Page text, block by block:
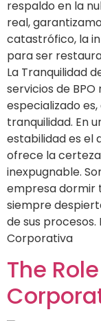
respaldo en la
real,
catastrófico, la
para ser
La Tranquilidad
servicios de
especializado
tranquilidad. En
estabilidad es el
ofrece la
inexpugnable.
empresa dormir
siempre
de sus procesos.
Corporativa
The